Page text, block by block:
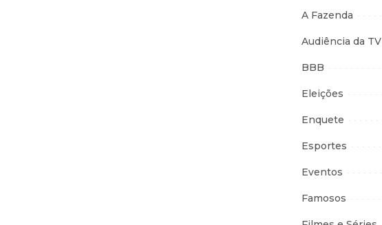
A Fazenda
Audiência da TV
BBB
Eleições
Enquete
Esportes
Eventos
Famosos